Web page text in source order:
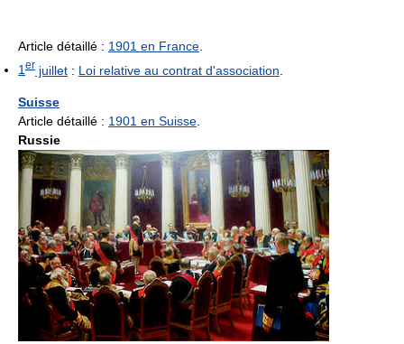
Article détaillé : 1901 en France
1er juillet : Loi relative au contrat d'association
Suisse
Article détaillé : 1901 en Suisse.
Russie